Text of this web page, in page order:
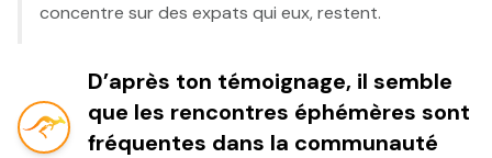
concentre sur des expats qui eux, restent.
D’après ton témoignage, il semble
que les rencontres éphémères sont
fréquentes dans la communauté